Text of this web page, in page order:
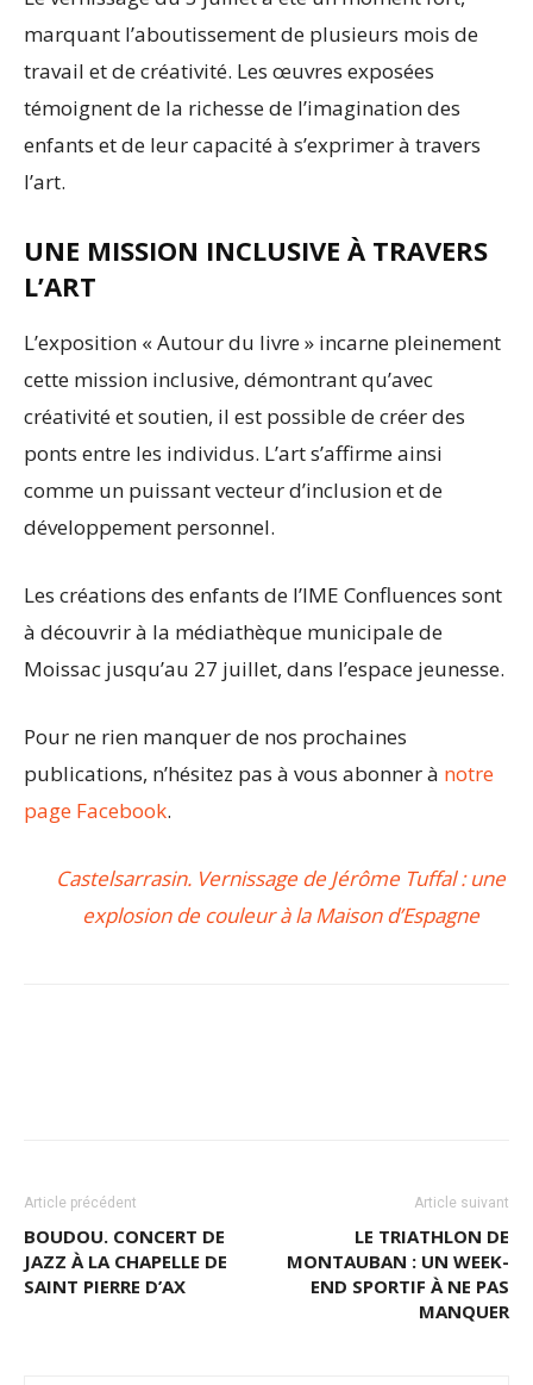
marquant l’aboutissement de plusieurs mois de
travail et de créativité. Les œuvres exposées
témoignent de la richesse de l’imagination des
enfants et de leur capacité à s’exprimer à travers
l’art.
UNE MISSION INCLUSIVE À TRAVERS
L’ART
L’exposition « Autour du livre » incarne pleinement
cette mission inclusive, démontrant qu’avec
créativité et soutien, il est possible de créer des
ponts entre les individus. L’art s’affirme ainsi
comme un puissant vecteur d’inclusion et de
développement personnel.
Les créations des enfants de l’IME Confluences sont
à découvrir à la médiathèque municipale de
Moissac jusqu’au 27 juillet, dans l’espace jeunesse.
Pour ne rien manquer de nos prochaines
publications, n’hésitez pas à vous abonner à notre
page Facebook.
Castelsarrasin. Vernissage de Jérôme Tuffal : une
explosion de couleur à la Maison d’Espagne
Article précédent
BOUDOU. CONCERT DE
JAZZ À LA CHAPELLE DE
SAINT PIERRE D’AX
Article suivant
LE TRIATHLON DE
MONTAUBAN : UN WEEK-
END SPORTIF À NE PAS
MANQUER